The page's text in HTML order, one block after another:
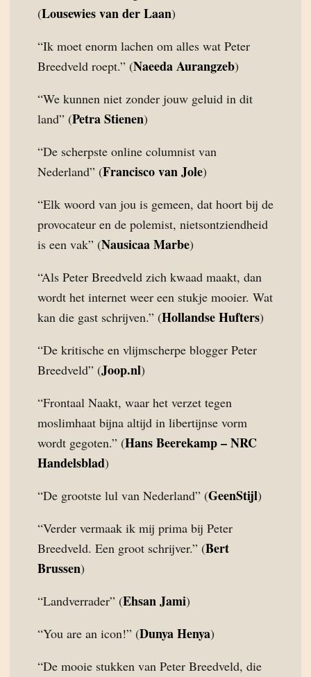
(Lousewies van der Laan)
“Ik moet enorm lachen om alles wat Peter
Breedveld roept.” (Naeeda Aurangzeb)
“We kunnen niet zonder jouw geluid in dit
land” (Petra Stienen)
“De scherpste online columnist van
Nederland” (Francisco van Jole)
“Elk woord van jou is gemeen, dat hoort bij de
provocateur en de polemist, nietsontziendheid
is een vak” (Nausicaa Marbe)
“Als Peter Breedveld zich kwaad maakt, dan
wordt het internet weer een stukje mooier. Wat
kan die gast schrijven.” (Hollandse Hufters)
“De kritische en vlijmscherpe blogger Peter
Breedveld” (Joop.nl)
“Frontaal Naakt, waar het verzet tegen
moslimhaat bijna altijd in libertijnse vorm
wordt gegoten.” (Hans Beerekamp – NRC
Handelsblad)
“De grootste lul van Nederland” (GeenStijl)
“Verder vermaak ik mij prima bij Peter
Breedveld. Een groot schrijver.” (Bert
Brussen)
“Landverrader” (Ehsan Jami)
“You are an icon!” (Dunya Henya)
“De mooie stukken van Peter Breedveld, die